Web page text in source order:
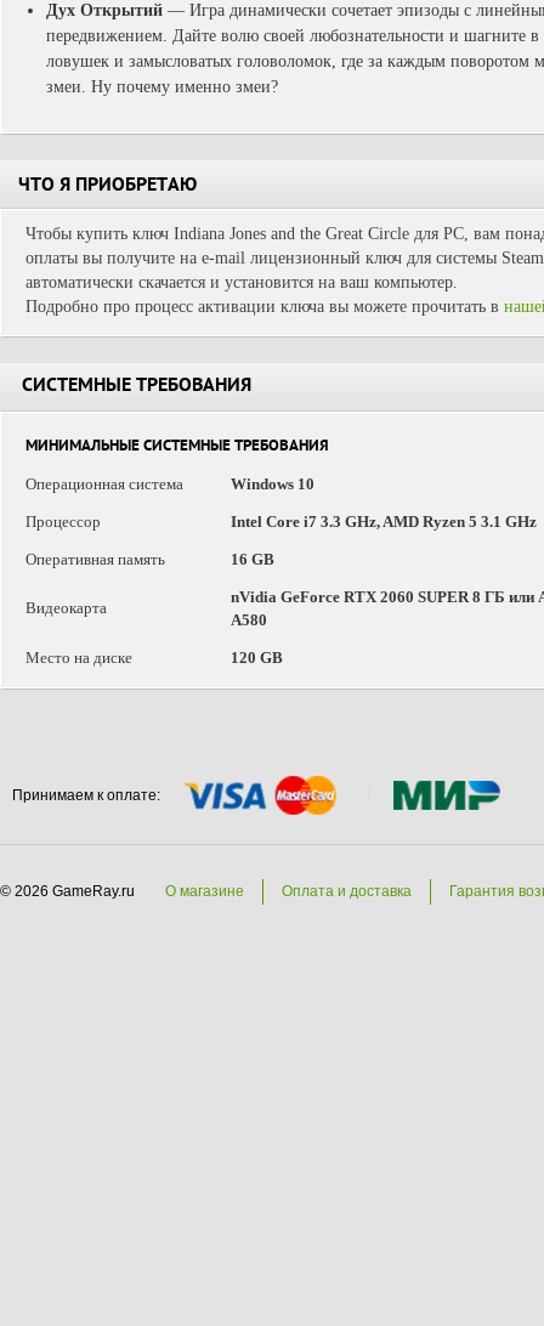
Дух Открытий — Игра динамически сочетает эпизоды с
передвижением. Дайте волю своей любознательности и шагните
ловушек и замысловатых головоломок, где за каждым поворотом
змеи. Ну почему именно змеи?
ЧТО Я ПРИОБРЕТАЮ
Чтобы купить ключ Indiana Jones and the Great Circle для PC, вам
оплаты вы получите на e-mail лицензионный ключ для системы
автоматически скачается и установится на ваш компьютер.
Подробно про процесс активации ключа вы можете прочитать в
СИСТЕМНЫЕ ТРЕБОВАНИЯ
МИНИМАЛЬНЫЕ СИСТЕМНЫЕ ТРЕБОВАНИЯ
Операционная система
Windows 10
Процессор Intel Core i7 3.3 GHz, AMD Ryzen 5 3.1 GHz
Оперативная память 16 GB
Видеокарта
nVidia GeForce RTX 2060 SUPER 8 ГБ или
A580
Место на диске 120 GB
Принимаем к оплате:
© 2026 GameRay.ru О магазине Оплата и доставка Гарантия